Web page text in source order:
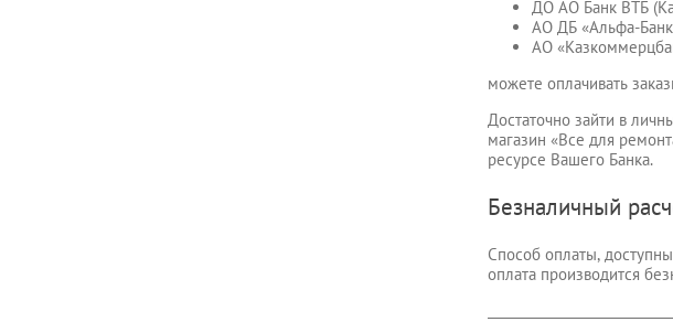
ДО АО Банк ВТБ
АО ДБ «Альфа-
АО
можете оплачивать
Достаточно зайти в
магазин «Все для
ресурсе Вашего Банка.
Безналичный
Способ оплаты,
оплата производится